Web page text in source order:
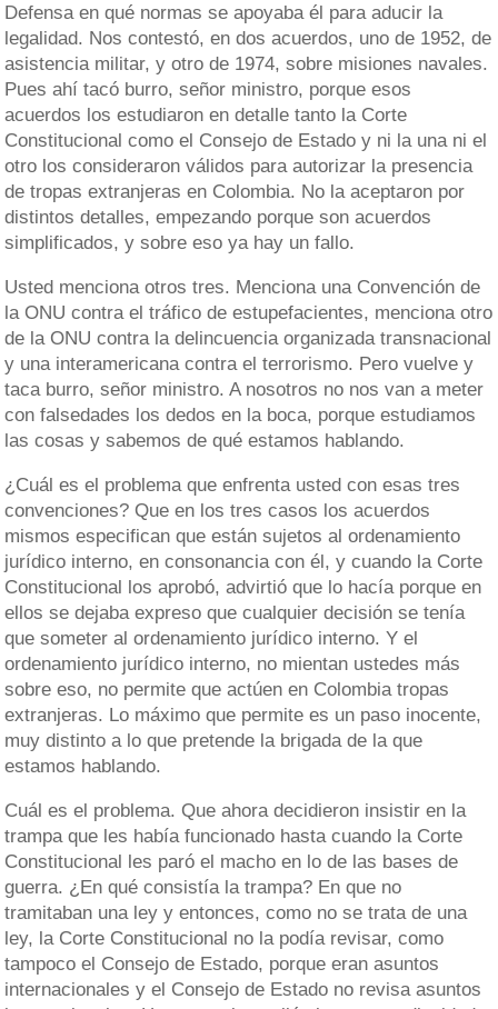
Defensa en qué normas se apoyaba él para aducir la
legalidad. Nos contestó, en dos acuerdos, uno de 1952, de
asistencia militar, y otro de 1974, sobre misiones navales.
Pues ahí tacó burro, señor ministro, porque esos
acuerdos los estudiaron en detalle tanto la Corte
Constitucional como el Consejo de Estado y ni la una ni el
otro los consideraron válidos para autorizar la presencia
de tropas extranjeras en Colombia. No la aceptaron por
distintos detalles, empezando porque son acuerdos
simplificados, y sobre eso ya hay un fallo.
Usted menciona otros tres. Menciona una Convención de
la ONU contra el tráfico de estupefacientes, menciona otro
de la ONU contra la delincuencia organizada transnacional
y una interamericana contra el terrorismo. Pero vuelve y
taca burro, señor ministro. A nosotros no nos van a meter
con falsedades los dedos en la boca, porque estudiamos
las cosas y sabemos de qué estamos hablando.
¿Cuál es el problema que enfrenta usted con esas tres
convenciones? Que en los tres casos los acuerdos
mismos especifican que están sujetos al ordenamiento
jurídico interno, en consonancia con él, y cuando la Corte
Constitucional los aprobó, advirtió que lo hacía porque en
ellos se dejaba expreso que cualquier decisión se tenía
que someter al ordenamiento jurídico interno. Y el
ordenamiento jurídico interno, no mientan ustedes más
sobre eso, no permite que actúen en Colombia tropas
extranjeras. Lo máximo que permite es un paso inocente,
muy distinto a lo que pretende la brigada de la que
estamos hablando.
Cuál es el problema. Que ahora decidieron insistir en la
trampa que les había funcionado hasta cuando la Corte
Constitucional les paró el macho en lo de las bases de
guerra. ¿En qué consistía la trampa? En que no
tramitaban una ley y entonces, como no se trata de una
ley, la Corte Constitucional no la podía revisar, como
tampoco el Consejo de Estado, porque eran asuntos
internacionales y el Consejo de Estado no revisa asuntos